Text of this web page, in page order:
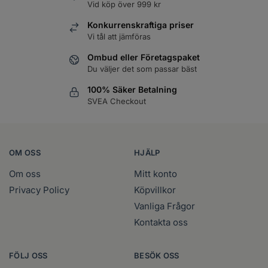
Vid köp över 999 kr
Konkurrenskraftiga priser
Vi tål att jämföras
Ombud eller Företagspaket
Du väljer det som passar bäst
100% Säker Betalning
SVEA Checkout
OM OSS
Om oss
Privacy Policy
HJÄLP
Mitt konto
Köpvillkor
Vanliga Frågor
Kontakta oss
FÖLJ OSS BESÖK OSS